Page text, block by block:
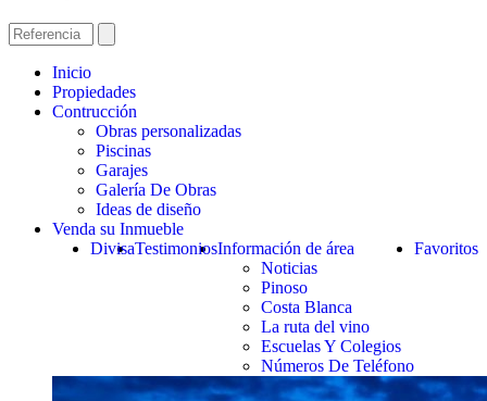
Inicio
Propiedades
Contrucción
Obras personalizadas
Piscinas
Garajes
Galería De Obras
Ideas de diseño
Venda su Inmueble
Favoritos
Información de área
Noticias
Pinoso
Costa Blanca
La ruta del vino
Escuelas Y Colegios
Números De Teléfono
Testimonios
Divisa